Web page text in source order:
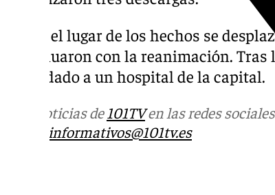
Hasta el lugar de los hechos se
continuaron con la reanimación. Tras
trasladado a un hospital de la capital.
Más noticias de 101TVen las redes
informativos@101tv.es